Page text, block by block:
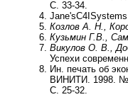
С. 33-34.
Козлов А. Н.,
Кузьмин Г.В.,
Викулов О. В.,
Успехи
Ин. печать об
ВИНИТИ. 1998.
С. 25-32.